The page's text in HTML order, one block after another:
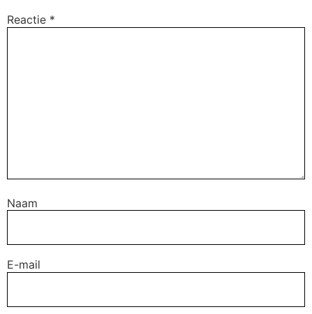
Reactie *
Naam
E-mail